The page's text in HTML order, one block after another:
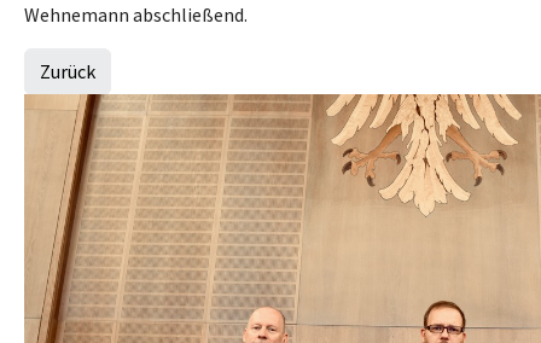
Wehnemann abschließend.
Zurück